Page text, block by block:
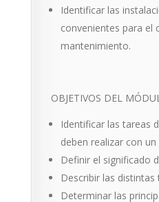
Identificar las
convenien­tes para el
mantenimiento.
OBJETIVOS DEL
Identificar las tareas
deben realizar con un
Definir el significado
Describir las
Determinar las